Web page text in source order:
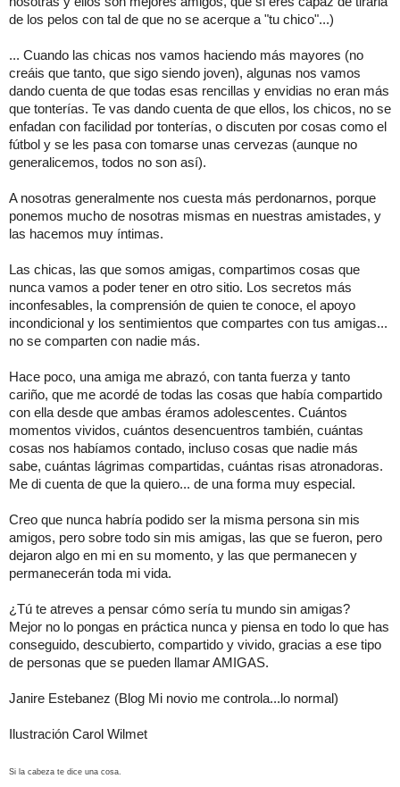
de los pelos con tal de que no se acerque a "tu chico"...)
... Cuando las chicas nos vamos haciendo más mayores (no
creáis que tanto, que sigo siendo joven), algunas nos vamos
dando cuenta de que todas esas rencillas y envidias no eran más
que tonterías. Te vas dando cuenta de que ellos, los chicos, no se
enfadan con facilidad por tonterías, o discuten por cosas como el
fútbol y se les pasa con tomarse unas cervezas (aunque no
generalicemos, todos no son así).
A nosotras generalmente nos cuesta más perdonarnos, porque
ponemos mucho de nosotras mismas en nuestras amistades, y
las hacemos muy íntimas.
Las chicas, las que somos amigas, compartimos cosas que
nunca vamos a poder tener en otro sitio. Los secretos más
inconfesables, la comprensión de quien te conoce, el apoyo
incondicional y los sentimientos que compartes con tus amigas...
no se comparten con nadie más.
Hace poco, una amiga me abrazó, con tanta fuerza y tanto
cariño, que me acordé de todas las cosas que había compartido
con ella desde que ambas éramos adolescentes. Cuántos
momentos vividos, cuántos desencuentros también, cuántas
cosas nos habíamos contado, incluso cosas que nadie más
sabe, cuántas lágrimas compartidas, cuántas risas atronadoras.
Me di cuenta de que la quiero... de una forma muy especial.
Creo que nunca habría podido ser la misma persona sin mis
amigos, pero sobre todo sin mis amigas, las que se fueron, pero
dejaron algo en mi en su momento, y las que permanecen y
permanecerán toda mi vida.
¿Tú te atreves a pensar cómo sería tu mundo sin amigas?
Mejor no lo pongas en práctica nunca y piensa en todo lo que has
conseguido, descubierto, compartido y vivido, gracias a ese tipo
de personas que se pueden llamar AMIGAS.
Janire Estebanez (Blog Mi novio me controla...lo normal)
Ilustración Carol Wilmet
Si la cabeza te dice una cosa.